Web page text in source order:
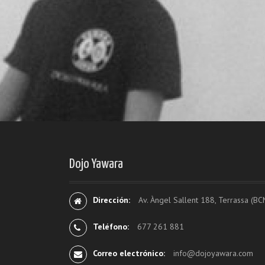
Dojo Yawara
Dirección: Av. Àngel Sallent 188, Terrassa
Teléfono: 677 261 881
Correo electrónico: info@dojoyawara.com